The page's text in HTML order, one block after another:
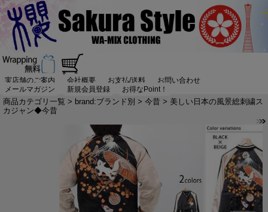
実店舗のご案内 会社概要 お支払/送料
お問い合わせ
メールマガジン
新規会員登録 お得なPoint！
商品カテゴリ一覧 > brand:ブランド別 > 今昔 > 美しい日本の風景総刺繍ス
カジャン◆今昔